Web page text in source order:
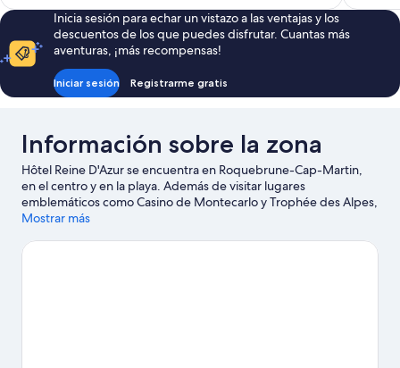
de
107 €
Inicia sesión para echar un vistazo a las ventajas y los
descuentos de los que puedes disfrutar. Cuantas más
aventuras, ¡más recompensas!
Iniciar sesión Registrarme gratis
Información sobre la zona
Hôtel Reine D'Azur se encuentra en Roquebrune-Cap-Martin,
en el centro y en la playa. Además de visitar lugares
emblemáticos como Casino de Montecarlo y Trophée des Alpes,
podrás apreciar la belleza natural de Jardín japonés o Playa
partido o evento especial durante tu estancia, consulta el
Mostrar más